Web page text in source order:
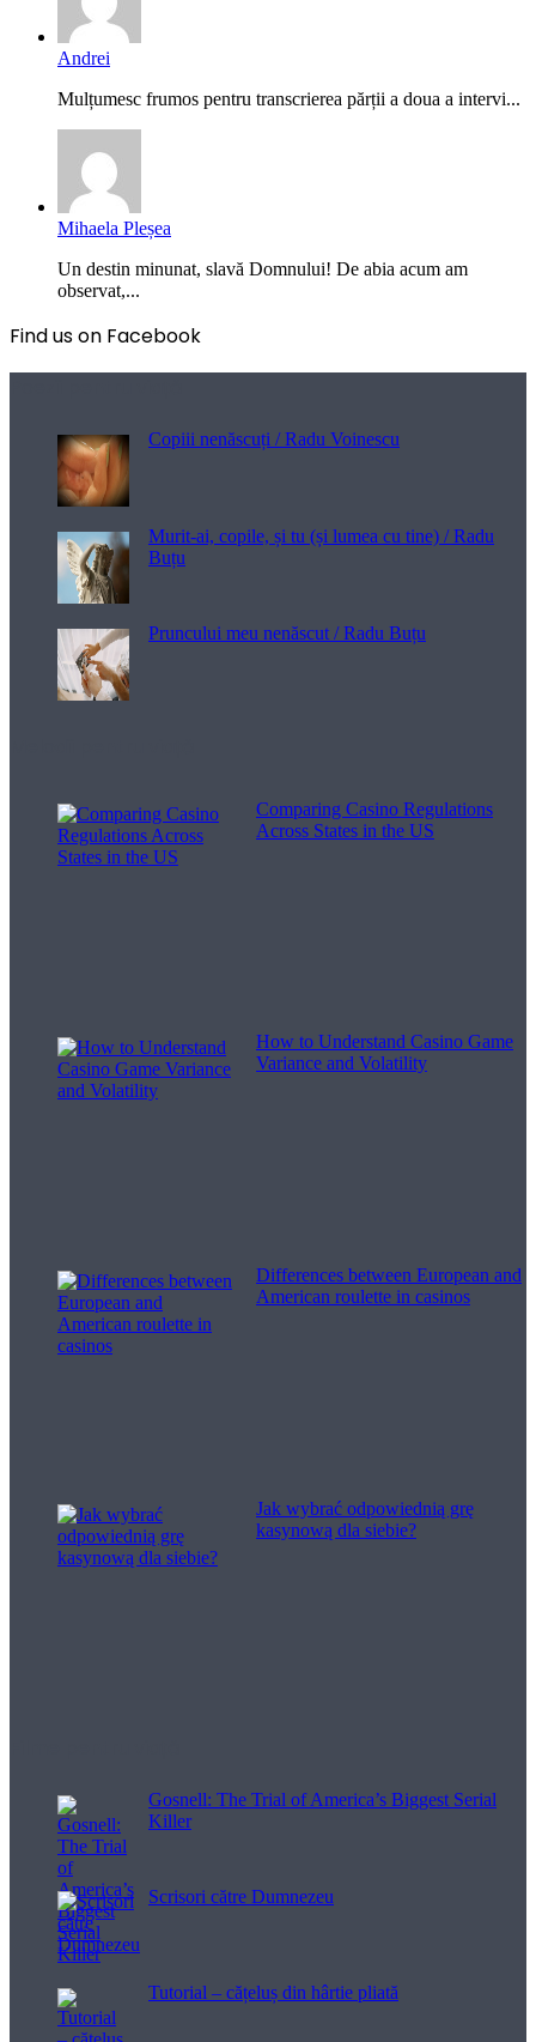
Andrei
Mulțumesc frumos pentru transcrierea părții a doua a intervi...
Mihaela Pleșea
Un destin minunat, slavă Domnului! De abia acum am
observat,...
Find us on Facebook
Copiii nenăscuți / Radu Voinescu
Murit-ai, copile, și tu (și lumea cu tine) / Radu
Buțu
Pruncului meu nenăscut / Radu Buțu
Comparing Casino Regulations
Across States in the US
How to Understand Casino Game
Variance and Volatility
Differences between European and
American roulette in casinos
Jak wybrać odpowiednią grę
kasynową dla siebie?
Gosnell: The Trial of America’s Biggest Serial
Killer
Scrisori către Dumnezeu
Tutorial – cățeluș din hârtie pliată